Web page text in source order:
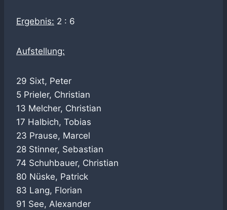
Ergebnis: 2 : 6
Aufstellung:
29 Sixt, Peter
5 Prieler, Christian
13 Melcher, Christian
17 Halbich, Tobias
23 Prause, Marcel
28 Stinner, Sebastian
74 Schuhbauer, Christian
80 Nüske, Patrick
83 Lang, Florian
91 See, Alexander